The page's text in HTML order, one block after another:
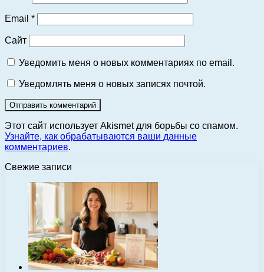
Email *
Сайт
Уведомить меня о новых комментариях по email.
Уведомлять меня о новых записях почтой.
Этот сайт использует Akismet для борьбы со спамом.
Узнайте, как обрабатываются ваши данные
комментариев.
Свежие записи